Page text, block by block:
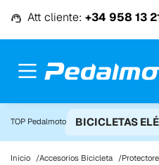
Att cliente: +34 958 13
TOP Pedalmoto BICICLETAS
Inicio Accesorios Bicicleta